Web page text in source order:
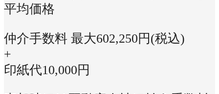
平均価格
仲介手数料 最大602,250円(税込)
+
印紙代10,000円